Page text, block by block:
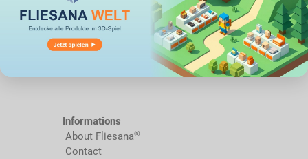
Informations
About Fliesana®
Contact